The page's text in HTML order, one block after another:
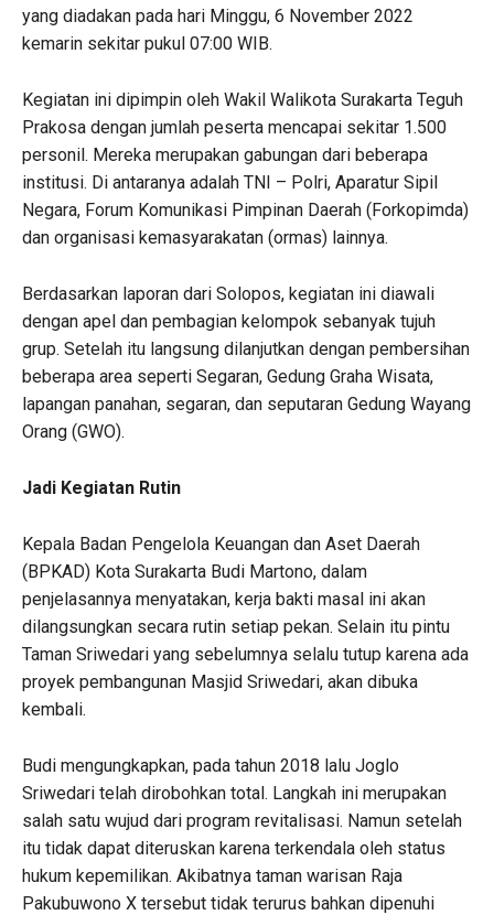
yang diadakan pada hari Minggu, 6 November 2022
kemarin sekitar pukul 07:00 WIB.
Kegiatan ini dipimpin oleh Wakil Walikota Surakarta Teguh
Prakosa dengan jumlah peserta mencapai sekitar 1.500
personil. Mereka merupakan gabungan dari beberapa
institusi. Di antaranya adalah TNI – Polri, Aparatur Sipil
Negara, Forum Komunikasi Pimpinan Daerah (Forkopimda)
dan organisasi kemasyarakatan (ormas) lainnya.
Berdasarkan laporan dari Solopos, kegiatan ini diawali
dengan apel dan pembagian kelompok sebanyak tujuh
grup. Setelah itu langsung dilanjutkan dengan pembersihan
beberapa area seperti Segaran, Gedung Graha Wisata,
lapangan panahan, segaran, dan seputaran Gedung Wayang
Orang (GWO).
Jadi Kegiatan Rutin
Kepala Badan Pengelola Keuangan dan Aset Daerah
(BPKAD) Kota Surakarta Budi Martono, dalam
penjelasannya menyatakan, kerja bakti masal ini akan
dilangsungkan secara rutin setiap pekan. Selain itu pintu
Taman Sriwedari yang sebelumnya selalu tutup karena ada
proyek pembangunan Masjid Sriwedari, akan dibuka
kembali.
Budi mengungkapkan, pada tahun 2018 lalu Joglo
Sriwedari telah dirobohkan total. Langkah ini merupakan
salah satu wujud dari program revitalisasi. Namun setelah
itu tidak dapat diteruskan karena terkendala oleh status
hukum kepemilikan. Akibatnya taman warisan Raja
Pakubuwono X tersebut tidak terurus bahkan dipenuhi